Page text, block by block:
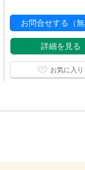
お問合せする（
詳細を見る
お気に入り